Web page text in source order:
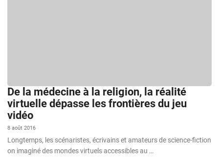
De la médecine à la religion, la réalité
virtuelle dépasse les frontières du jeu
vidéo
8 août 2016
Longtemps, les scénaristes, écrivains et amateurs de science-fiction
on imaginé des mondes virtuels accessibles au …